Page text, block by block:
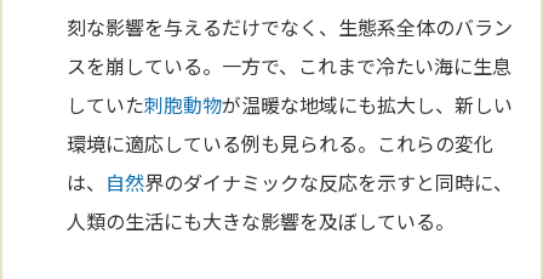
刻な影響を与えるだけでなく、生態系全体のバラン
スを崩している。一方で、これまで冷たい海に生息
していた刺胞動物が温暖な地域にも拡大し、新しい
環境に適応している例も見られる。これらの変化
は、 自然界のダイナミックな反応を示すと同時に、
人類の生活にも大きな影響を及ぼしている。